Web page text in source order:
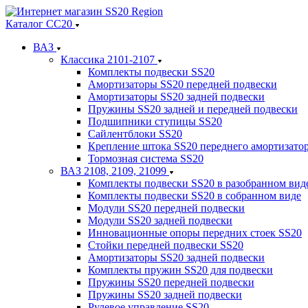
Каталог СС20
ВАЗ
Классика 2101-2107
Комплекты подвески SS20
Амортизаторы SS20 передней подвески
Амортизаторы SS20 задней подвески
Пружины SS20 задней и передней подвески
Подшипники ступицы SS20
Сайлентблоки SS20
Крепление штока SS20 переднего
Тормозная система SS20
ВАЗ 2108, 2109, 21099
Комплекты подвески SS20 в разобранном
Комплекты подвески SS20 в собранном виде
Модули SS20 передней подвески
Модули SS20 задней подвески
Инновационные опоры передних стоек SS20
Стойки передней подвески SS20
Амортизаторы SS20 задней подвески
Комплекты пружин SS20 для подвески
Пружины SS20 передней подвески
Пружины SS20 задней подвески